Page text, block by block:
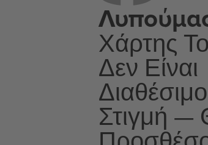
Χάρτης
Δεν Είναι
Στιγμή —